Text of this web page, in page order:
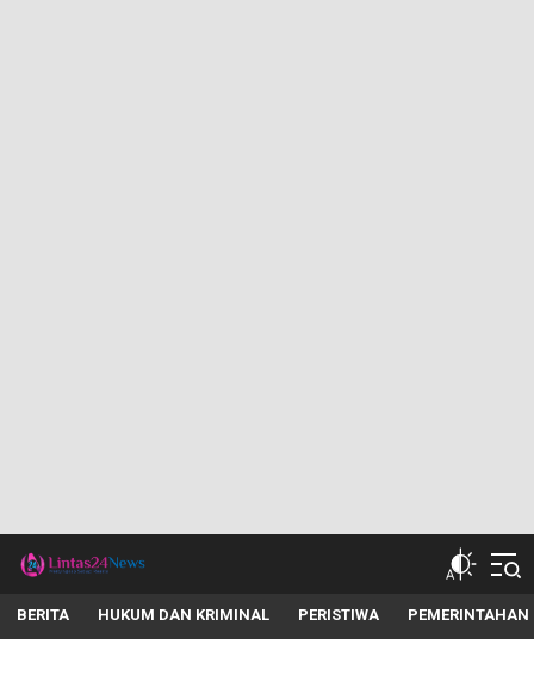
lintas24news.com
Menyingkap Setiap Realita
BERITA HUKUM DAN KRIMINAL PERISTIWA PEMERINTAHAN